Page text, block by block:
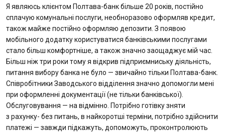
Я являюсь клієнтом Полтава-банк більше 20 років, постійно
сплачую комунальні послуги, необноразово оформляв кредит,
також майже постійно оформляю депозити. З появою
мобільного додатку користуватися банківськими послугами
стало більш комфортніше, а також значно заощаджує мій час.
Більш ніж три роки тому я відкрив підприємниську діяльність,
питання вибору банка не було — звичайно тільки Полтава-банк.
Співробітники Заводського відділення значно допомогли мені
при оформленні документації (не тільки банківської).
Обслуговування — на відмінно. Потрібно готівку зняти
з рахунку- без питань, в найкоротші терміни, потрібно здійснити
платежі — завжди підкажуть, допоможуть, проконтролюють